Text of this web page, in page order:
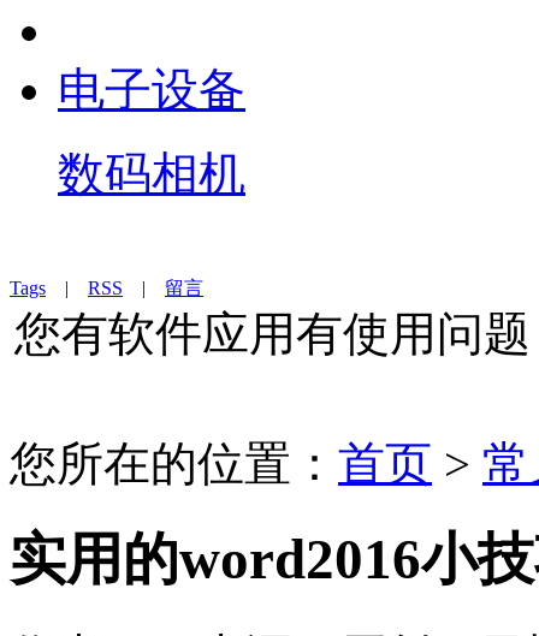
电子设备
数码相机
Tags | RSS | 留言
您有软件应用有使用问
您所在的位置： 首页 >
实用的word2016小